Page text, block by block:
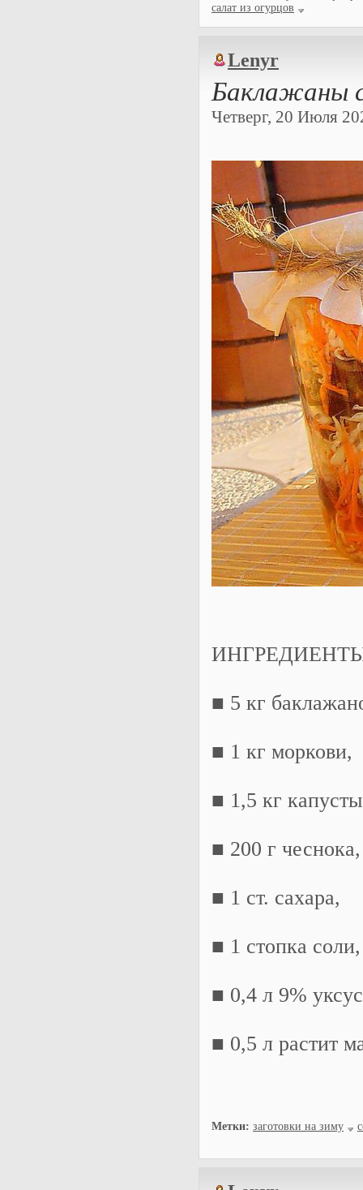
салат из огурцов
Lenyr
Баклажаны
Четверг, 20 Июля
■ 5 кг
■ 1 кг моркови,
■ 1,5 кг
■ 200 г чеснока,
■ 1 ст. сахара,
■ 1 стопка соли,
■ 0,4 л 9%
■ 0,5 л растит
Метки: заготовки на зиму